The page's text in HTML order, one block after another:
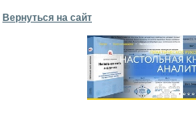
Вернуться на сайт